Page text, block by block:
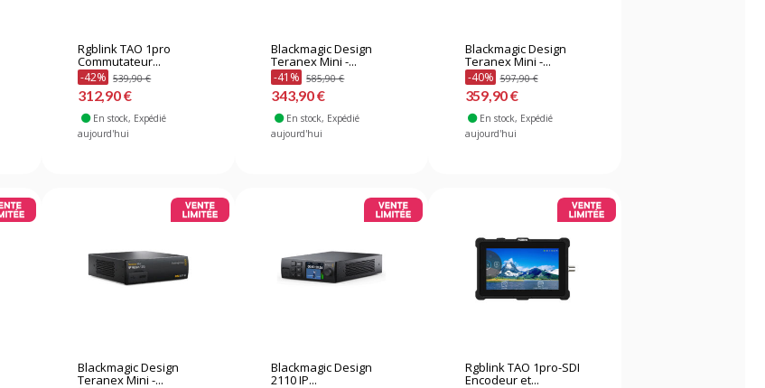
Rgblink TAO 1pro
Commutateur...
-42% 539,90 €
312,90 €
En stock, Expédié
aujourd'hui
Blackmagic Design
Teranex Mini -...
-41% 585,90 €
343,90 €
En stock, Expédié
aujourd'hui
Blackmagic Design
Teranex Mini -...
-40% 597,90 €
359,90 €
En stock, Expédié
aujourd'hui
Blackmagic Design
Teranex Mini -...
Blackmagic Design
2110 IP...
Rgblink TAO 1pro-SDI
Encodeur et...